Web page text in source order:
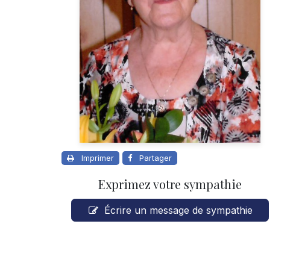
Imprimer Partager
Exprimez votre sympathie
Écrire un message de sympathie